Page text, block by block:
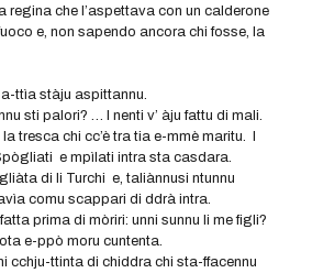
regina che l’aspettava con un calderone
e, non sapendo ancora chi fosse, la
ttìa stàju aspittannu.
sti palori? … I nenti v’ àju fattu di mali.
tresca chi cc’è tra tia e-mmè maritu. I
e mpìlati intra sta casdara.
di li Turchi e, taliànnusi ntunnu
comu scappari di ddrà intra.
prima di mòriri: unni sunnu li me figli?
e-ppò moru cuntenta.
cchju-ttinta di chiddra chi sta-ffacennu